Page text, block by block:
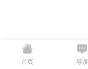
首页 导读